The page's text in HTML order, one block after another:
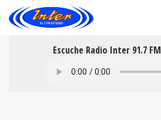
Escuche Radio Inter 91.7 FM